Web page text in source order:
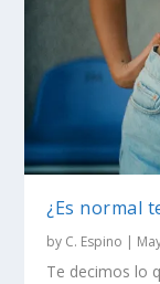
¿Es normal
by C. Espino |
Te decimos lo